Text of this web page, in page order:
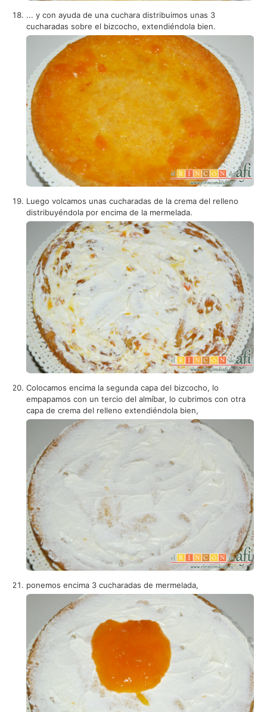
... y con ayuda de una cuchara distribuimos unas 3
cucharadas sobre el bizcocho, extendiéndola bien.
Luego volcamos unas cucharadas de la crema del relleno
distribuyéndola por encima de la mermelada.
Colocamos encima la segunda capa del bizcocho, lo
empapamos con un tercio del almíbar, lo cubrimos con otra
capa de crema del relleno extendiéndola bien,
ponemos encima 3 cucharadas de mermelada,